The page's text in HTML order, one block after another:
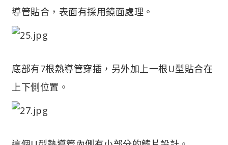
導管貼合，表面有採用鏡面處理。
底部有7根熱導管穿插，另外加上一根U型貼合在
上下側位置。